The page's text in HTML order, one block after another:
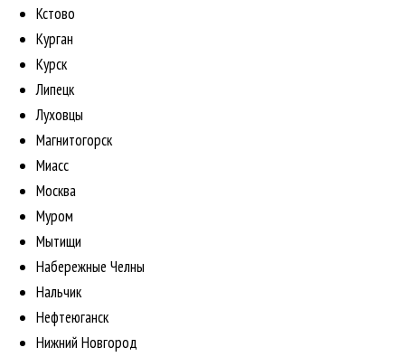
Кстово
Курган
Курск
Липецк
Луховцы
Магнитогорск
Миасс
Москва
Муром
Мытищи
Набережные Челны
Нальчик
Нефтеюганск
Нижний Новгород